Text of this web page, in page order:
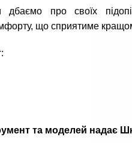
дбаємо про своїх
що сприятиме
:
та моделей надає